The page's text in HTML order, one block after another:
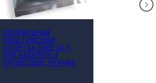
СПИРАЛЬНАЯ
ПЛАСТИКОВАЯ
ОПЛЁТКА SWB XX-1
ДЛЯ КАБЕЛЕЙ И
ПРОВОДОВ, ЧЁРНАЯ